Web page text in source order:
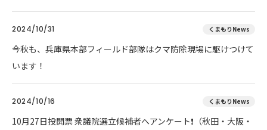
2024/10/31 くまもりNews
今秋も、兵庫県本部フィールド部隊はクマ防除現場に駆けつけて
います！
2024/10/16 くまもりNews
10月27日投開票 衆議院選立候補者へアンケート❗（秋田・大阪・